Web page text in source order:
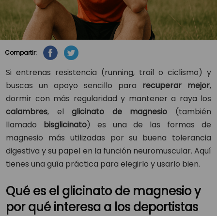
Compartir:
Si entrenas resistencia (running, trail o ciclismo) y
buscas un apoyo sencillo para recuperar mejor,
dormir con más regularidad y mantener a raya los
calambres, elglicinato de magnesio (también
llamado bisglicinato) es una de las formas de
magnesio más utilizadas por su buena tolerancia
digestiva y su papel en la función neuromuscular. Aquí
tienes una guía práctica para elegirlo y usarlo bien.
Qué es el glicinato de magnesio y
por qué interesa a los deportistas